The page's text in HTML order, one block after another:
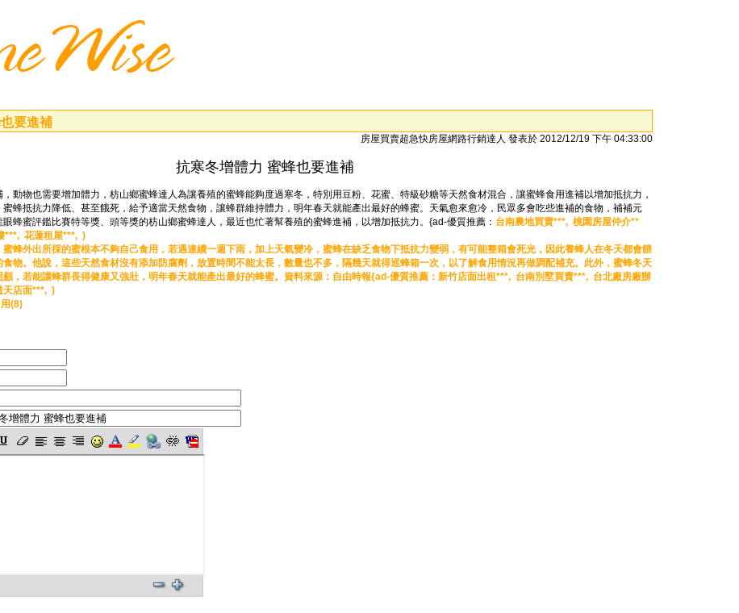
要進補
房屋買賣超急快房屋網路行銷達人 發表於 2012/12/19 下午 04:33:00
抗寒冬增體力 蜜蜂也要進補
動物也需要增加體力，枋山鄉蜜蜂達人為讓養殖的蜜蜂能夠度過寒冬，特別用豆粉、花蜜、特級砂糖等天然食材混合，讓蜜蜂食用進補以增加抵抗力，
蜂抵抗力降低、甚至餓死，給予適當天然食物，讓蜂群維持體力，明年春天就能產出最好的蜂蜜。天氣愈來愈冷，民眾多會吃些進補的食物，補補元
蜂蜜評鑑比賽特等獎、頭等獎的枋山鄉蜜蜂達人，最近也忙著幫養殖的蜜蜂進補，以增加抵抗力。{ad-優質推薦： 台南農地買賣***, 桃園房屋仲介**
***, 花蓮租屋***, )
蜂外出所採的蜜根本不夠自己食用，若遇連續一週下雨，加上天氣變冷，蜜蜂在缺乏食物下抵抗力變弱，有可能整箱會死光，因此養蜂人在冬天都會餵
物。他說，這些天然食材沒有添加防腐劑，放置時間不能太長，數量也不多，隔幾天就得巡蜂箱一次，以了解食用情況再做調配補充。此外，蜜蜂冬天
，若能讓蜂群長得健康又強壯，明年春天就能產出最好的蜂蜜。資料來源：自由時報{ad-優質推薦： 新竹店面出租***, 台南別墅買賣***, 台北廠房廠辦
天店面***, )
(8)